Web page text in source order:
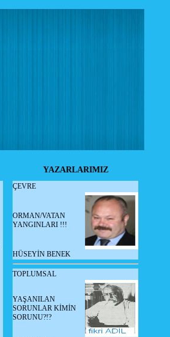
YAZARLARIMIZ
ÇEVRE
ORMAN/VATAN
YANGINLARI !!!
HÜSEYİN BENEK
TOPLUMSAL
YAŞANILAN
SORUNLAR KİMİN
SORUNU?!?